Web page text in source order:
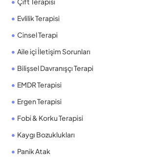
Evlilik Terapisi
Cinsel Terapi
Aile içi İletişim Sorunları
Bilişsel Davranışçı Terapi
EMDR Terapisi
Ergen Terapisi
Fobi & Korku Terapisi
Kaygı Bozuklukları
Panik Atak